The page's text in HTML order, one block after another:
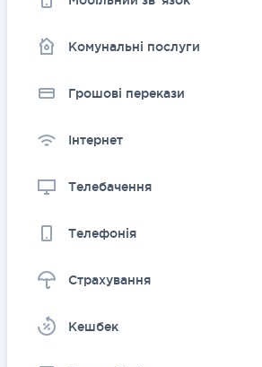
Комунальні послуги
Грошовi перекази
Інтернет
Телебачення
Телефонія
Страхування
Kешбек